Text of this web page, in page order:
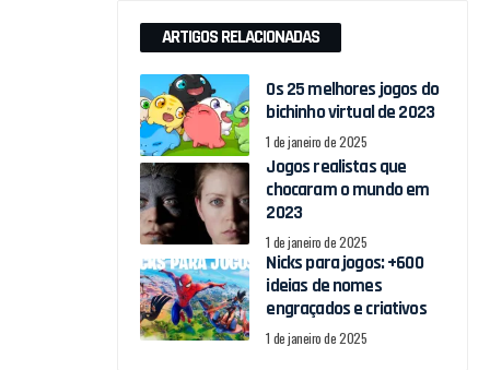
ARTIGOS RELACIONADAS
Os 25 melhores jogos do
bichinho virtual de 2023
1 de janeiro de 2025
Jogos realistas que
chocaram o mundo em
2023
1 de janeiro de 2025
Nicks para jogos: +600
ideias de nomes
engraçados e criativos
1 de janeiro de 2025